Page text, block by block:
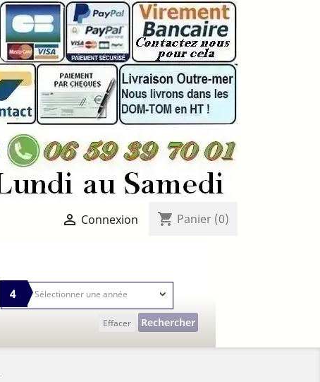
 Connexion shopping_cart Panier (0)
4
Effacer Rechercher